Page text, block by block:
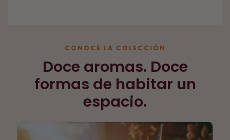
CONOCÉ LA COLECCIÓN
Doce aromas. Doce
formas de habitar un
espacio.